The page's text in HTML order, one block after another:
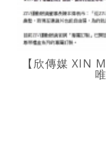
【欣傳媒 XIN